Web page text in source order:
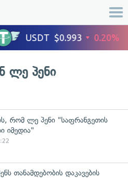
ლე პენი
რომ ლე პენი "საფრანგეთის
იმედია"
თანამდებობის დაკავების